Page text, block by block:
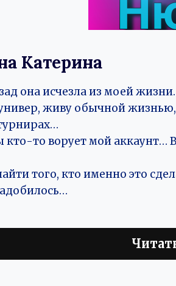
Катерина
она исчезла из моей
живу обычной
то ворует мой аккаунт…
того, кто именно это